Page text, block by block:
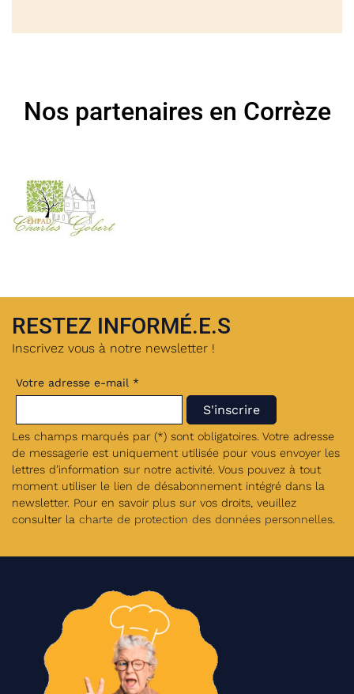
Nos partenaires en Corrèze
RESTEZ INFORMÉ.E.S
Inscrivez vous à notre newsletter !
Votre adresse e-mail *
Les champs marqués par (*) sont obligatoires. Votre adresse
de messagerie est uniquement utilisée pour vous envoyer les
lettres d’information sur notre activité. Vous pouvez à tout
moment utiliser le lien de désabonnement intégré dans la
newsletter. Pour en savoir plus sur vos droits, veuillez
consulter la charte de protection des données personnelles